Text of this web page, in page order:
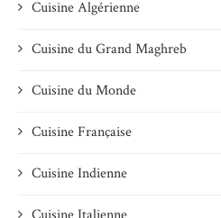
Cuisine Algérienne
Cuisine du Grand Maghreb
Cuisine du Monde
Cuisine Française
Cuisine Indienne